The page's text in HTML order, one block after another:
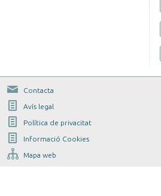
Contacta
Avís legal
Política de privacitat
Informació Cookies
Mapa web